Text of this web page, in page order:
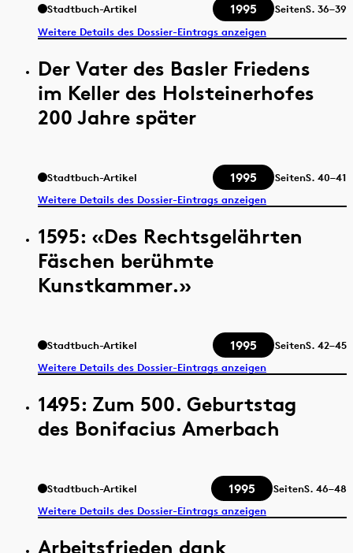
Stadtbuch-Artikel 1995 SeitenS. 36–39
Weitere Details des Dossier-Eintrags anzeigen
Der Vater des Basler Friedens
im Keller des Holsteinerhofes
200 Jahre später
Stadtbuch-Artikel 1995 SeitenS. 40–41
Weitere Details des Dossier-Eintrags anzeigen
1595: «Des Rechtsgelährten
Fäschen berühmte
Kunstkammer.»
Stadtbuch-Artikel 1995 SeitenS. 42–45
Weitere Details des Dossier-Eintrags anzeigen
1495: Zum 500. Geburtstag
des Bonifacius Amerbach
Stadtbuch-Artikel 1995 SeitenS. 46–48
Weitere Details des Dossier-Eintrags anzeigen
Arbeitsfrieden dank